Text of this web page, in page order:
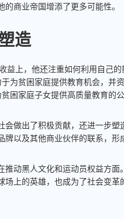
商业帝国增添了更多可能性。
造
益上，他还注重如何利用自己
贫困家庭提供教育机会，并
家庭子女提供高质量教育的公
做出了积极贡献，还进一步塑
以及其他商业伙伴的联系，形
动黑人文化和运动员权益方
上的英雄，也成为了社会变革